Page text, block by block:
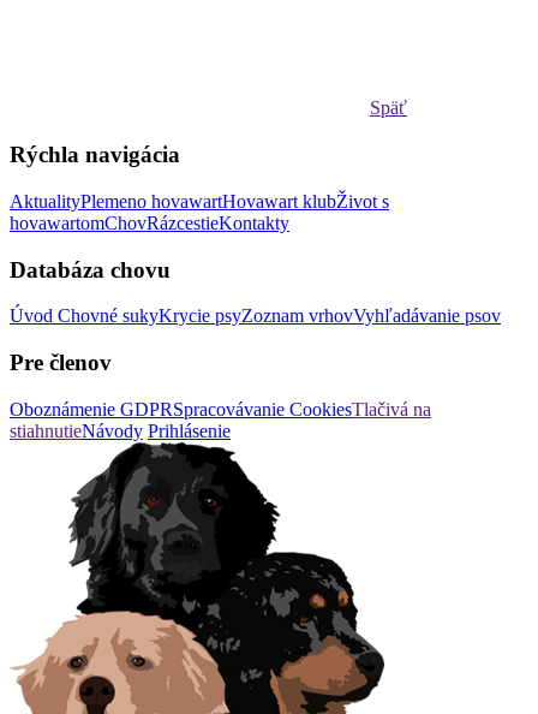
Späť
Rýchla navigácia
AktualityPlemeno hovawartHovawart klubŽivot s
hovawartomChovRázcestieKontakty
Databáza chovu
Úvod Chovné sukyKrycie psyZoznam vrhovVyhľadávanie psov
Pre členov
Oboznámenie GDPRSpracovávanie CookiesTlačivá na
stiahnutieNávody Prihlásenie